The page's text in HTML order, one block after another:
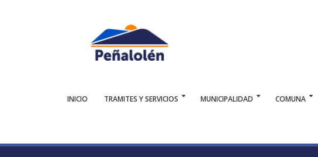
INICIO TRAMITES Y SERVICIOS MUNICIPALIDAD COMUNA